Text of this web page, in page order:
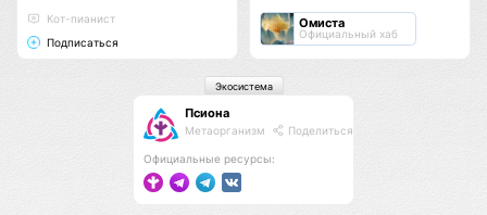
Кот-пианист
Подписаться
Омиста
Официальный хаб
Псиона
Метаорганизм Поделиться
Официальные ресурсы:
Экосистема